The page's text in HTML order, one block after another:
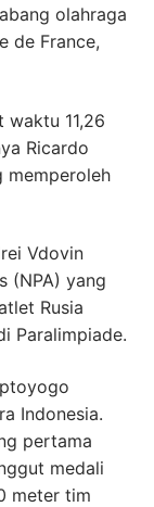
olahraga
de France,
waktu 11,26
Ricardo
memperoleh
Vdovin
(NPA) yang
Rusia
Paralimpiade.
Indonesia.
pertama
medali
meter tim